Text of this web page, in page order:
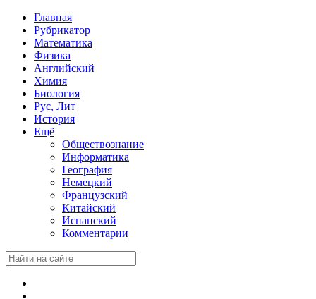
Главная
Рубрикатор
Математика
Физика
Английский
Химия
Биология
Рус, Лит
История
Ещё
Обществознание
Информатика
География
Немецкий
Французский
Китайский
Испанский
Комментарии